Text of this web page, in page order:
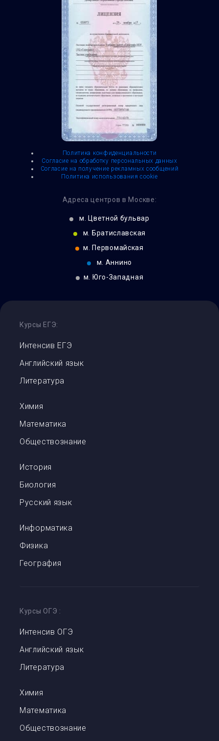
Политика конфиденциальности
Согласие на обработку персональных данных
Согласие на получение рекламных сообщений
Политика использования cookie
Адреса центров в Москве:
м. Цветной бульвар
м. Братиславская
м. Первомайская
м. Аннино
м. Юго-Западная
Курсы ЕГЭ:
Интенсив ЕГЭ
Английский язык
Литература
Химия
Математика
Обществознание
История
Биология
Русский язык
Информатика
Физика
География
Курсы ОГЭ :
Интенсив ОГЭ
Английский язык
Литература
Химия
Математика
Обществознание